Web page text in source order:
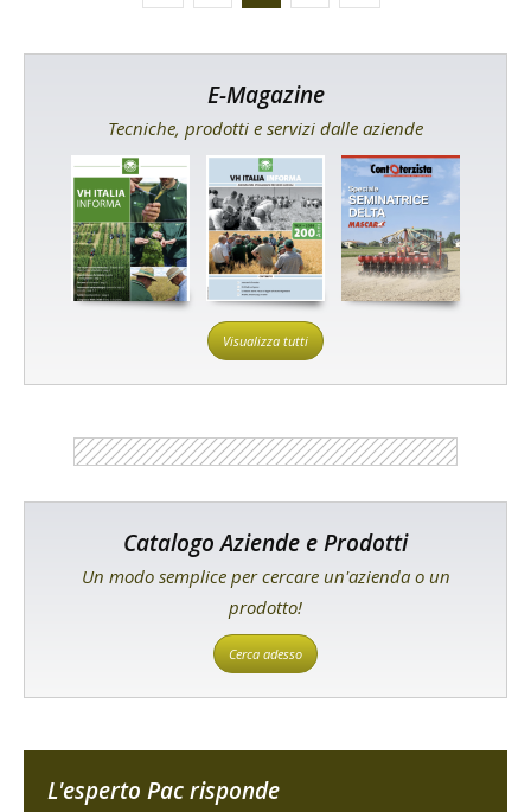
E-Magazine
Tecniche, prodotti e servizi dalle aziende
Visualizza tutti
Catalogo Aziende e Prodotti
Un modo semplice per cercare un'azienda o un
prodotto!
Cerca adesso
L'esperto Pac risponde